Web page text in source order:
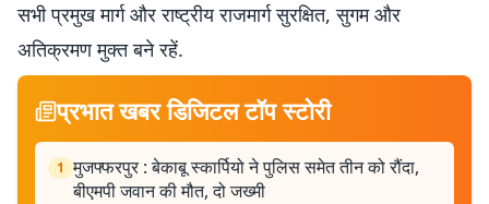
सभी प्रमुख मार्ग और राष्ट्रीय राजमार्ग सुरक्षित, सुगम और
अतिक्रमण मुक्त बने रहें.
प्रभात खबर डिजिटल टॉप स्टोरी
1 मुजफ्फरपुर : बेकाबू स्कार्पियो ने पुलिस समेत तीन को रौंदा,
बीएमपी जवान की मौत, दो जख्मी